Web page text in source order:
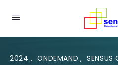
2024, ONDEMAND , SENSUS